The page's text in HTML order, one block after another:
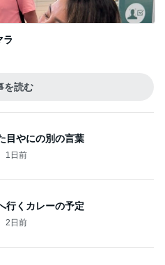
ラ
を読む
目やにの別の言葉
1日前
行くカレーの予定
2日前